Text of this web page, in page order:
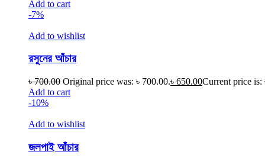
Add to cart
-7%
Add to wishlist
রসুনের আঁচার
৳700.00 Original price was: ৳ 700.00.৳ 650.00Current price is:
Add to cart
-10%
Add to wishlist
জলপাই আঁচার